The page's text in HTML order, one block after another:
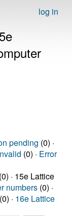
log in
pending (0) ·
(0) · Error
(0) · 15e Lattice
numbers (0) ·
(0) · 16e Lattice